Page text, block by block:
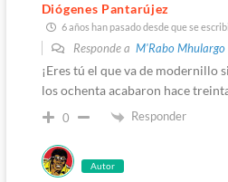
Diógenes Pantarújez
6 años han pasado desde que se
Responde a M'Rabo Mhulargo
¡Eres tú el que va de modernillo
los ochenta acabaron hace
0 Responder
Autor